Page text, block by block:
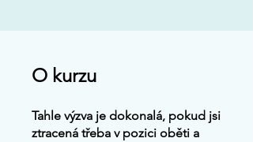
O kurzu
Tahle výzva je dokonalá, pokud jsi
ztracená třeba v pozici oběti a